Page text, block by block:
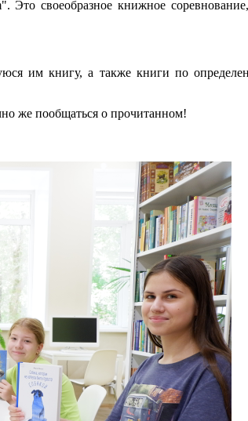
Это своеобразное книжное
им книгу, а также книги по
же пообщаться о прочитанном!